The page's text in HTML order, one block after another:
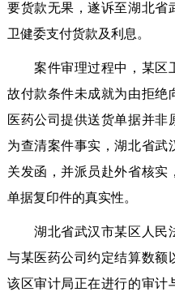
要货款无果，遂诉至湖北省
卫健委支付货款及利息。
案件审理过程中，某区
故付款条件未成就为由拒绝
医药公司提供送货单据并非
为查清案件事实，湖北省武
关发函，并派员赴外省核实
单据复印件的真实性。
湖北省武汉市某区人民
与某医药公司约定结算数额
该区审计局正在进行的审计